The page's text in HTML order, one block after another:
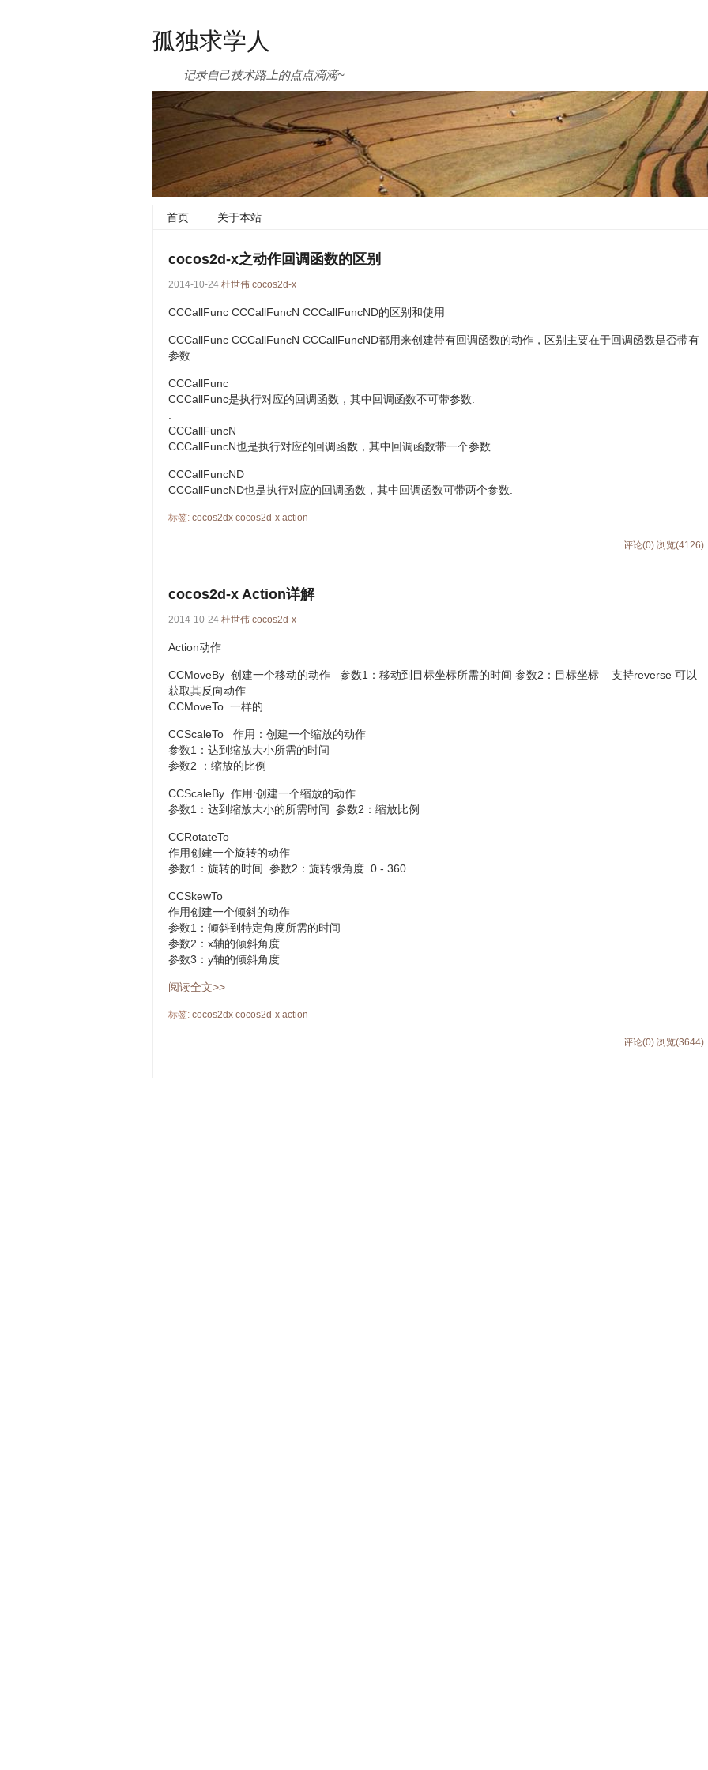
孤独求学人
记录自己技术路上的点点滴滴~
首页 关于本站
cocos2d-x之动作回调函数的区别
2014-10-24 杜世伟 cocos2d-x
CCCallFunc CCCallFuncN CCCallFuncND的区别和使用
CCCallFunc CCCallFuncN CCCallFuncND都用来创建带有回调函数的动作，区别主要在于回调函数是否带有
参数
CCCallFunc
CCCallFunc是执行对应的回调函数，其中回调函数不可带参数.
CCCallFuncN
CCCallFuncN也是执行对应的回调函数，其中回调函数带一个参数.
CCCallFuncND
CCCallFuncND也是执行对应的回调函数，其中回调函数可带两个参数.
标签: cocos2dx cocos2d-x action
评论(0) 浏览(4126)
cocos2d-x Action详解
2014-10-24 杜世伟 cocos2d-x
Action动作
CCMoveBy 创建一个移动的动作 参数1：移动到目标坐标所需的时间 参数2：目标坐标 支持reverse 可以
获取其反向动作
CCMoveTo 一样的
CCScaleTo 作用：创建一个缩放的动作
参数1：达到缩放大小所需的时间
参数2 ：缩放的比例
CCScaleBy 作用:创建一个缩放的动作
参数1：达到缩放大小的所需时间 参数2：缩放比例
CCRotateTo
作用创建一个旋转的动作
参数1：旋转的时间 参数2：旋转饿角度 0 - 360
CCSkewTo
作用创建一个倾斜的动作
参数1：倾斜到特定角度所需的时间
参数2：x轴的倾斜角度
参数3：y轴的倾斜角度
阅读全文>>
标签: cocos2dx cocos2d-x action
评论(0) 浏览(3644)